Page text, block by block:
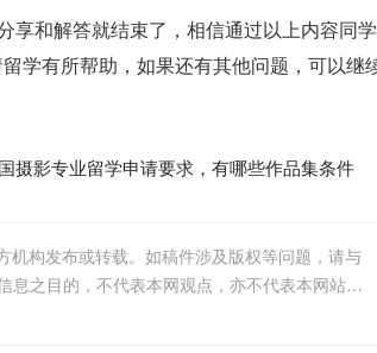
享和解答就结束了，相信通过以上内容同
学有所帮助，如果还有其他问题，可以继
摄影专业留学申请要求，有哪些作品集条件
构发布或转载。如稿件涉及版权等问题，请与
我们联系删除或处理，客服邮箱123456@qq.com，稿件内容仅为传递更多信息之目的，不代表本网观点，亦不代表本网站赞同